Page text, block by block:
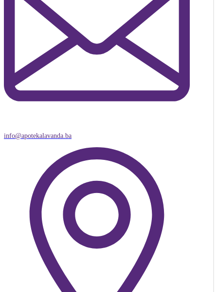
info@apotekalavanda.ba